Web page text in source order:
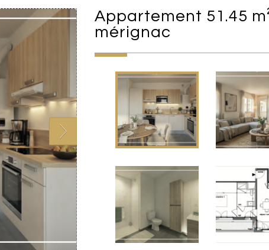
appartement 51.45 m² - 2 pièces -
mérignac